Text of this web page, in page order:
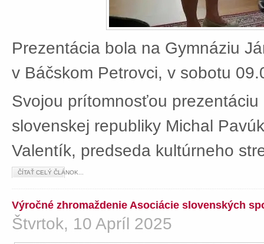
Prezentácia bola na Gymnáziu
v Báčskom Petrovci, v sobotu
Svojou prítomnosťou
slovenskej republiky Michal
Valentík, predseda kultúrneho
ČÍTAŤ CELÝ ČLÁNOK...
Výročné zhromaždenie Asociácie slovenských
Štvrtok, 10 Apríl 2025